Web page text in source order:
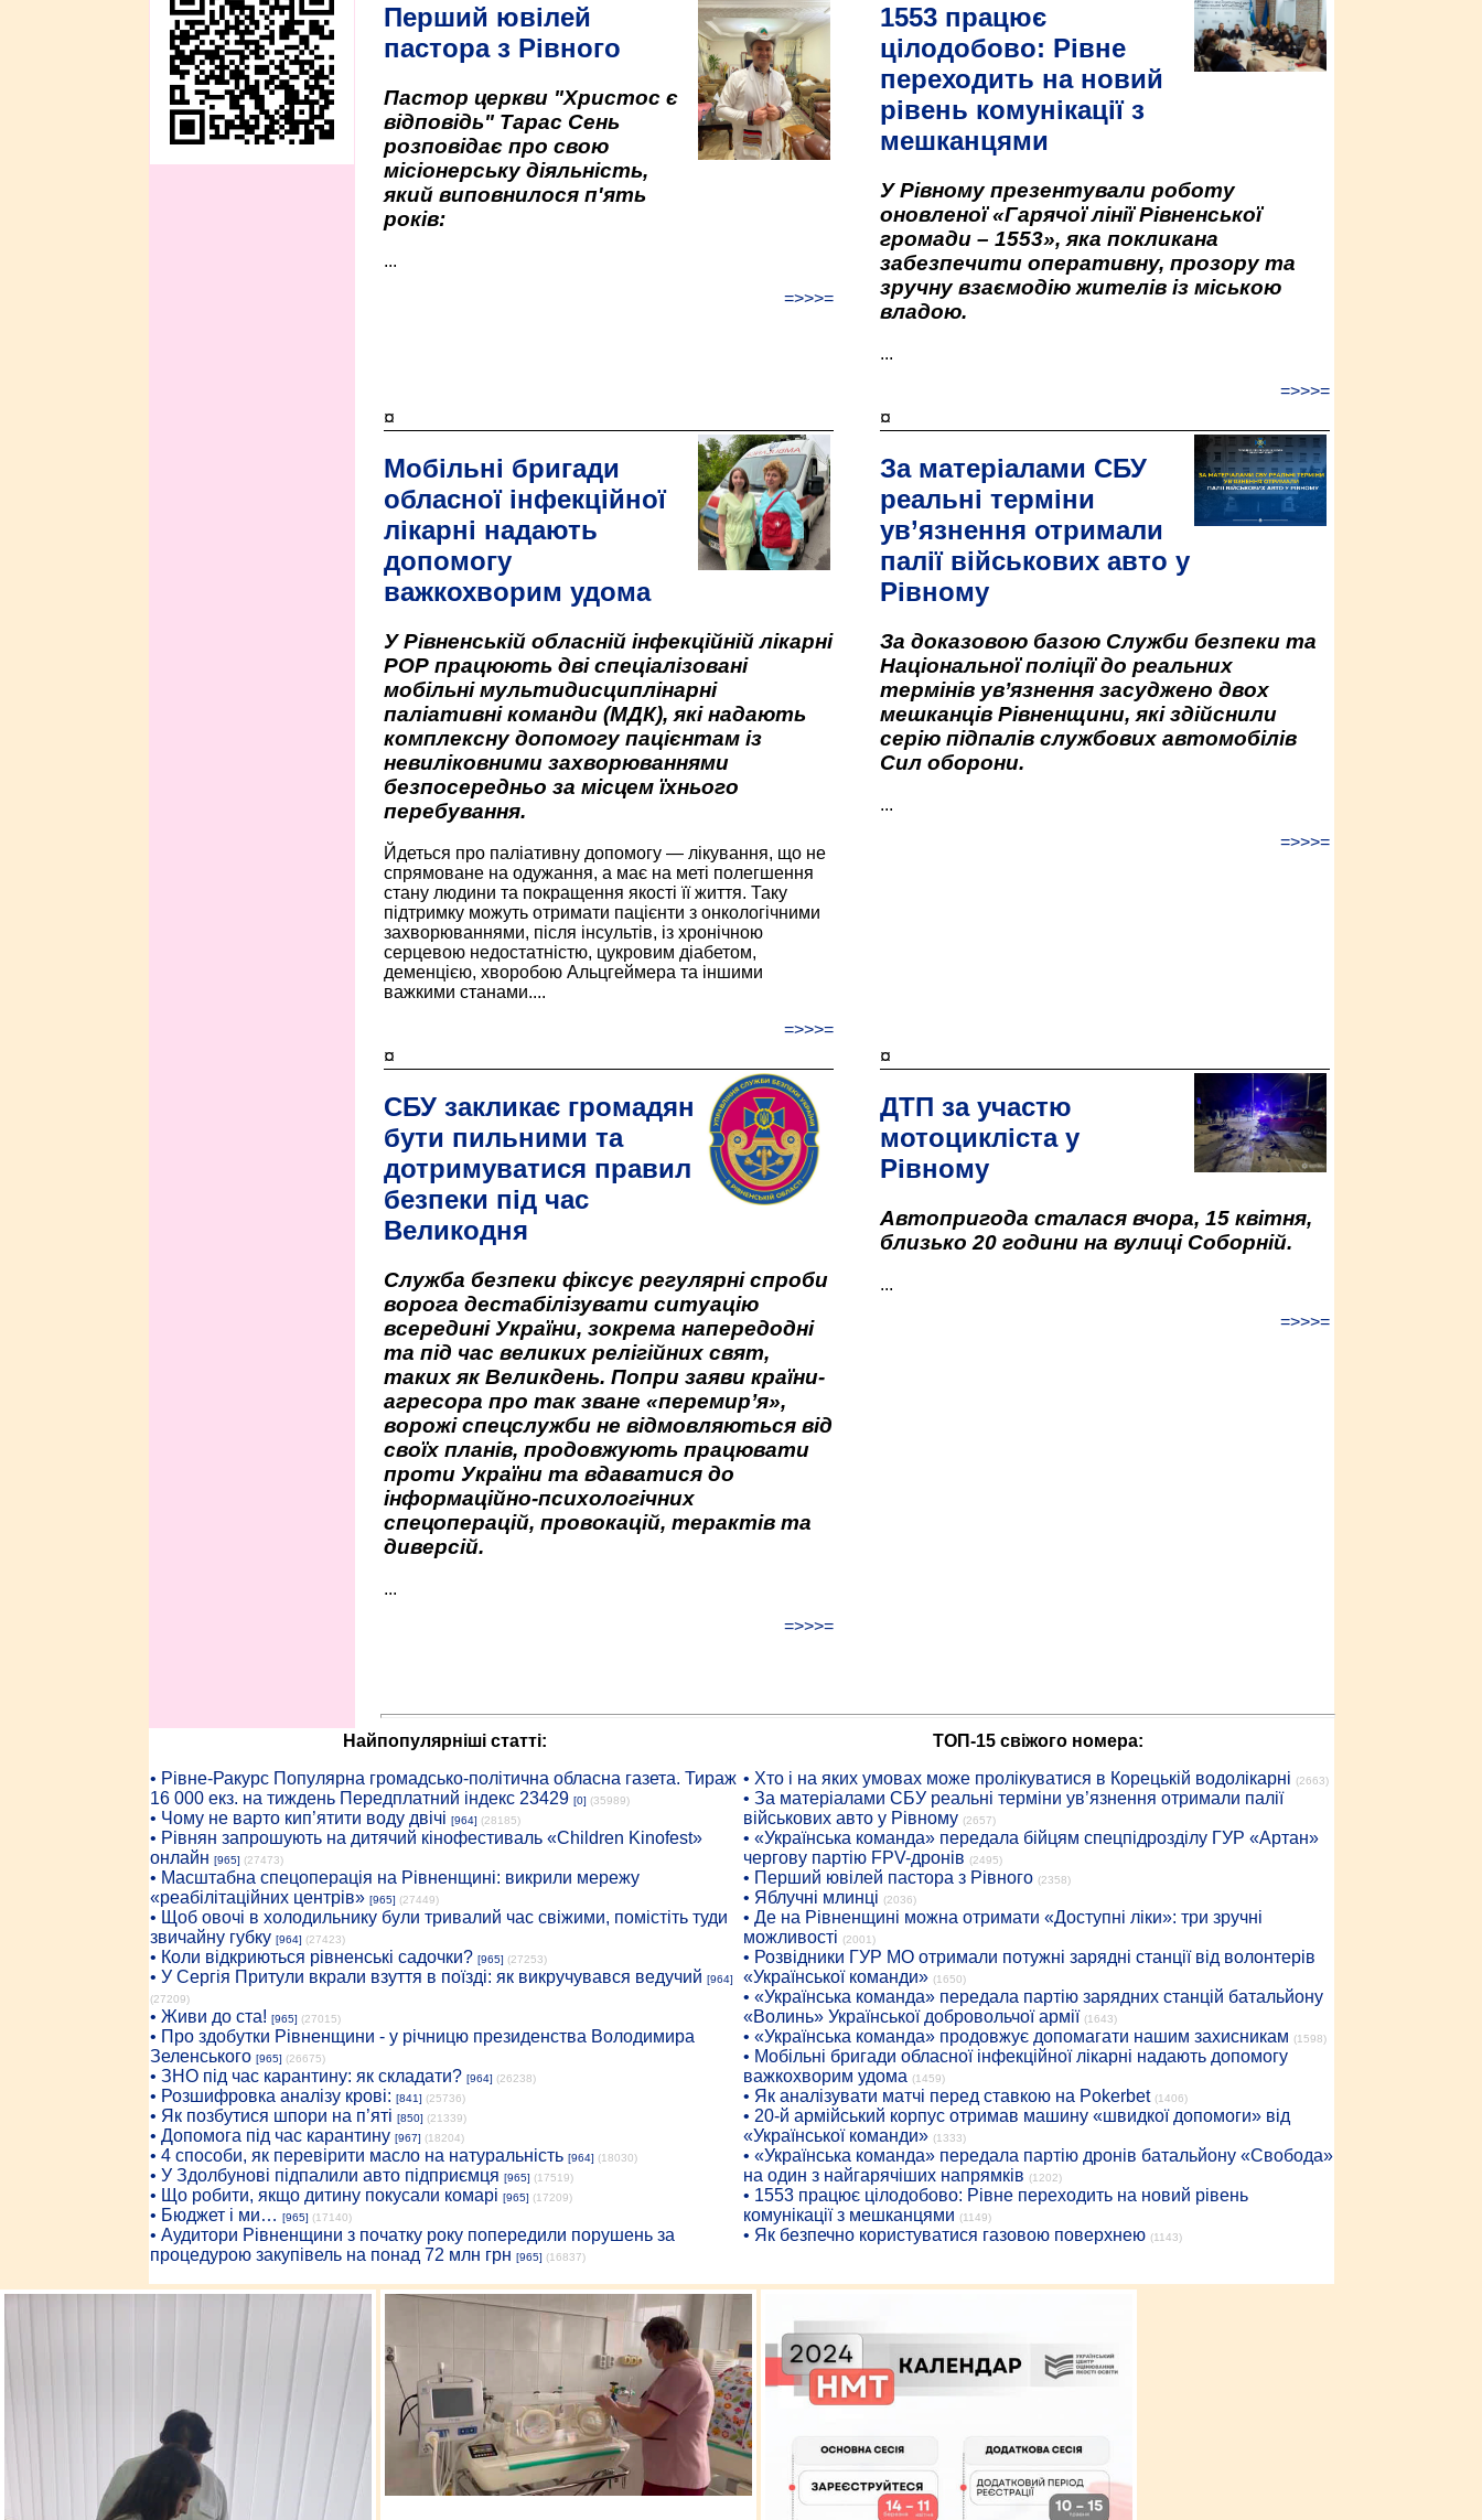
Перший ювілей
пастора з Рівного
Пастор церкви "Христос є
відповідь" Тарас Сень
розповідає про свою
місіонерську діяльність,
який виповнилося п'ять
років:
...
=>>>=
1553 працює
цілодобово: Рівне
переходить на новий
рівень комунікації з
мешканцями
У Рівному презентували роботу
оновленої «Гарячої лінії Рівненської
громади – 1553», яка покликана
забезпечити оперативну, прозору та
зручну взаємодію жителів із міською
владою.
...
=>>>=
¤
Мобільні бригади
обласної інфекційної
лікарні надають
допомогу
важкохворим удома
У Рівненській обласній інфекційній лікарні
РОР працюють дві спеціалізовані
мобільні мультидисциплінарні
паліативні команди (МДК), які надають
комплексну допомогу пацієнтам із
невиліковними захворюваннями
безпосередньо за місцем їхнього
перебування.
Йдеться про паліативну допомогу — лікування, що не
спрямоване на одужання, а має на меті полегшення
стану людини та покращення якості її життя. Таку
підтримку можуть отримати пацієнти з онкологічними
захворюваннями, після інсультів, із хронічною
серцевою недостатністю, цукровим діабетом,
деменцією, хворобою Альцгеймера та іншими
важкими станами....
=>>>=
¤
За матеріалами СБУ
реальні терміни
ув’язнення отримали
палії військових авто у
Рівному
За доказовою базою Служби безпеки та
Національної поліції до реальних
термінів ув’язнення засуджено двох
мешканців Рівненщини, які здійснили
серію підпалів службових автомобілів
Сил оборони.
...
=>>>=
¤
СБУ закликає громадян
бути пильними та
дотримуватися правил
безпеки під час
Великодня
Служба безпеки фіксує регулярні спроби
ворога дестабілізувати ситуацію
всередині України, зокрема напередодні
та під час великих релігійних свят,
таких як Великдень. Попри заяви країни-
агресора про так зване «перемир’я»,
ворожі спецслужби не відмовляються від
своїх планів, продовжують працювати
проти України та вдаватися до
інформаційно-психологічних
спецоперацій, провокацій, терактів та
диверсій.
...
=>>>=
¤
ДТП за участю
мотоцикліста у
Рівному
Автопригода сталася вчора, 15 квітня,
близько 20 години на вулиці Соборній.
...
=>>>=
Найпопулярніші статті:
• Рiвне-Ракурс Популярна громадсько-політична обласна газета. Тираж
16 000 екз. на тиждень Передплатний індекс 23429 [0] (35989)
• Чому не варто кип’ятити воду двічі [964] (28185)
• Рівнян запрошують на дитячий кінофестиваль «Children Kinofest»
онлайн [965] (27473)
• Масштабна спецоперація на Рівненщині: викрили мережу
«реабілітаційних центрів» [965] (27449)
• Щоб овочі в холодильнику були тривалий час свіжими, помістіть туди
звичайну губку [964] (27423)
• Коли відкриються рівненські садочки? [965] (27253)
• У Сергія Притули вкрали взуття в поїзді: як викручувався ведучий [964]
(27209)
• Живи до ста! [965] (27015)
• Про здобутки Рівненщини - у річницю президенства Володимира
Зеленського [965] (26675)
• ЗНО під час карантину: як складати? [964] (26238)
• Розшифровка аналізу крові: [841] (25736)
• Як позбутися шпори на п’яті [850] (21339)
• Допомога під час карантину [967] (18204)
• 4 способи, як перевірити масло на натуральність [964] (18030)
• У Здолбунові підпалили авто підприємця [965] (17519)
• Що робити, якщо дитину покусали комарі [965] (17209)
• Бюджет і ми… [965] (17140)
• Аудитори Рівненщини з початку року попередили порушень за
процедурою закупівель на понад 72 млн грн [965] (16837)
ТОП-15 свіжого номера:
• Хто і на яких умовах може пролікуватися в Корецькій водолікарні (2663)
• За матеріалами СБУ реальні терміни ув’язнення отримали палії
військових авто у Рівному (2657)
• «Українська команда» передала бійцям спецпідрозділу ГУР «Артан»
чергову партію FPV-дронів (2495)
• Перший ювілей пастора з Рівного (2358)
• Яблучні млинці (2036)
• Де на Рівненщині можна отримати «Доступні ліки»: три зручні
можливості (2001)
• Розвідники ГУР МО отримали потужні зарядні станції від волонтерів
«Української команди» (1650)
• «Українська команда» передала партію зарядних станцій батальйону
«Волинь» Української добровольчої армії (1643)
• «Українська команда» продовжує допомагати нашим захисникам (1598)
• Мобільні бригади обласної інфекційної лікарні надають допомогу
важкохворим удома (1459)
• Як аналізувати матчі перед ставкою на Pokerbet (1406)
• 20-й армійський корпус отримав машину «швидкої допомоги» від
«Української команди» (1333)
• «Українська команда» передала партію дронів батальйону «Свобода»
на один з найгарячіших напрямків (1202)
• 1553 працює цілодобово: Рівне переходить на новий рівень
комунікації з мешканцями (1149)
• Як безпечно користуватися газовою поверхнею (1143)